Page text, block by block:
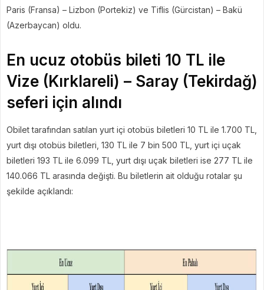
Paris (Fransa) – Lizbon (Portekiz) ve Tiflis (Gürcistan) – Bakü
(Azerbaycan) oldu.
En ucuz otobüs bileti 10 TL ile
Vize (Kırklareli) – Saray (Tekirdağ)
seferi için alındı
Obilet tarafından satılan yurt içi otobüs biletleri 10 TL ile 1.700 TL,
yurt dışı otobüs biletleri, 130 TL ile 7 bin 500 TL, yurt içi uçak
biletleri 193 TL ile 6.099 TL, yurt dışı uçak biletleri ise 277 TL ile
140.066 TL arasında değişti. Bu biletlerin ait olduğu rotalar şu
şekilde açıklandı: